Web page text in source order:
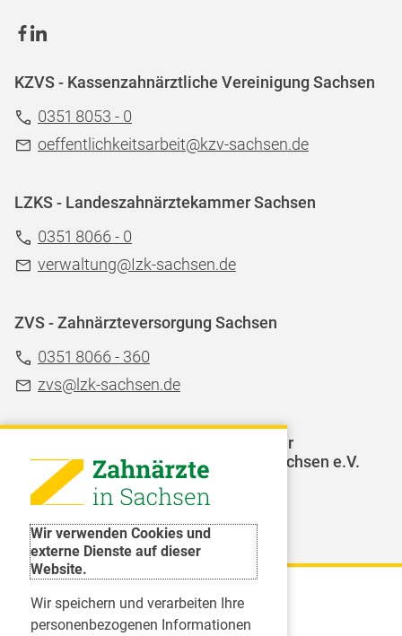
Wir verwenden Cookies und
externe Dienste auf dieser
Website.
Wir speichern und verarbeiten Ihre
personenbezogenen Informationen
KZVS - Kassenzahnärztliche Vereinigung Sachsen
0351 8053 - 0
oeffentlichkeitsarbeit@kzv-sachsen.de
LZKS - Landeszahnärztekammer Sachsen
0351 8066 - 0
verwaltung@Izk-sachsen.de
ZVS - Zahnärzteversorgung Sachsen
0351 8066 - 360
zvs@lzk-sachsen.de
LAGZ - Landesarbeitsgemeinschaft für
Jugendzahnpflege des Freistaates Sachsen e.V.
Karriere